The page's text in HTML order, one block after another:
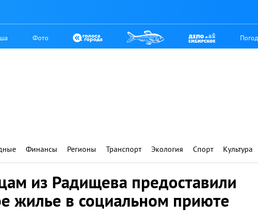
Фото
Финансы Регионы Транспорт Экология Спорт Культура
из Радищева предоставили
жилье в социальном приюте